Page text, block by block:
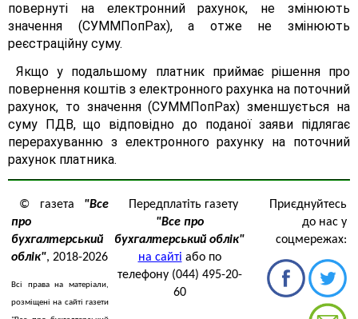
повернуті на електронний рахунок, не змінюють
значення (СУММПопРах), а отже не змінюють
реєстраційну суму.
Якщо у подальшому платник приймає рішення про
повернення коштів з електронного рахунка на поточний
рахунок, то значення (СУММПопРах) зменшується на
суму ПДВ, що відповідно до поданої заяви підлягає
перерахуванню з електронного рахунку на поточний
рахунок платника.
© газета "Все
про
бухгалтерський
облік", 2018-2026
Всі права на матеріали,
розміщені на сайті газети
Передплатіть газету
"Все про
бухгалтерський облік"
на сайті або по
телефону (044) 495-20-
60
Приєднуйтесь
до нас у
соцмережах: